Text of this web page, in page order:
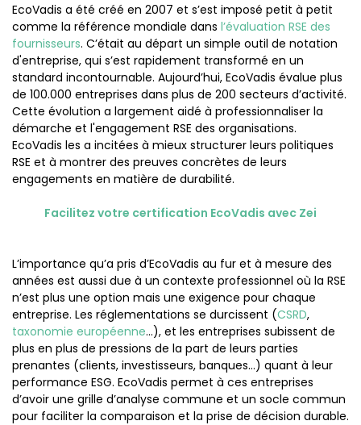
EcoVadis a été créé en 2007 et s’est imposé petit à petit
comme la référence mondiale dans l’évaluation RSE des
fournisseurs. C’était au départ un simple outil de notation
d'entreprise, qui s’est rapidement transformé en un
standard incontournable. Aujourd’hui, EcoVadis évalue plus
de 100.000 entreprises dans plus de 200 secteurs d’activité.
Cette évolution a largement aidé à professionnaliser la
démarche et l'engagement RSE des organisations.
EcoVadis les a incitées à mieux structurer leurs politiques
RSE et à montrer des preuves concrètes de leurs
engagements en matière de durabilité.
Facilitez votre certification EcoVadis avec Zei
L’importance qu’a pris d’EcoVadis au fur et à mesure des
années est aussi due à un contexte professionnel où la RSE
n’est plus une option mais une exigence pour chaque
entreprise. Les réglementations se durcissent (CSRD,
taxonomie européenne…), et les entreprises subissent de
plus en plus de pressions de la part de leurs parties
prenantes (clients, investisseurs, banques…) quant à leur
performance ESG. EcoVadis permet à ces entreprises
d’avoir une grille d’analyse commune et un socle commun
pour faciliter la comparaison et la prise de décision durable.